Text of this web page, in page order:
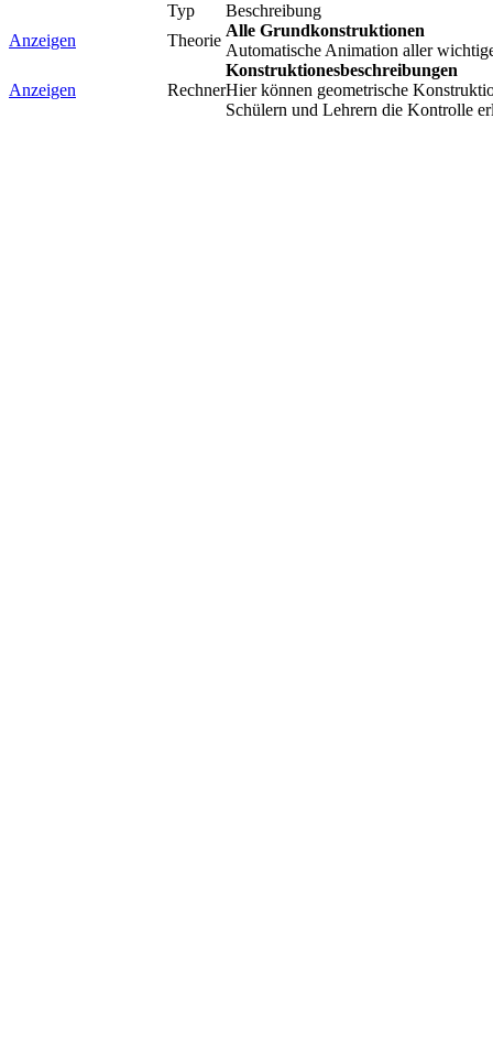
Typ
Beschreibung
Anzeigen
Theorie
Alle Grundkonstruktionen
Automatische Animation aller
Anzeigen Rechner
Konstruktionesbeschreibungen
Hier können geometrische
Schülern und Lehrern die Kontrolle